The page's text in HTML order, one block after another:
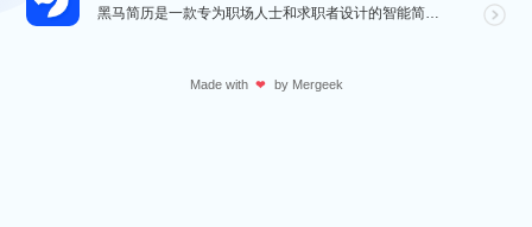
黑马简历是一款专为职场人士和求职者设计的智能简历助手，旨在帮助用户快速打造专业、高效的求职简历。通过...
Made with ❤ by Mergeek